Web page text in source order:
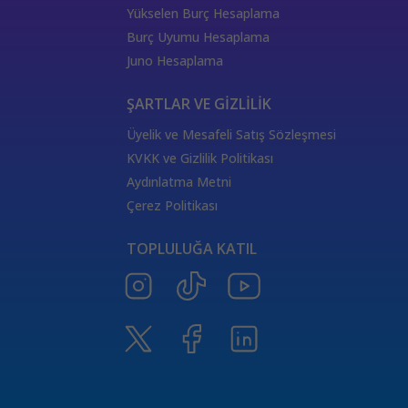
burçların elementleri
değişken
yükselen burçların özellikleri
Satürn Balık burcunda
ThetaHealing seansı
Tarot Destesi
Venüs burcu
Satürn burcu
Aşıklar Tarot Kartı
Güneş Tarot Sağlık Anlamı
Merkür Oğlak burcunda
Ay Tarot Sağlık Anlamı
Değnek Üçlüsü Anlamı
Denge kartı anlamı
Yükselen Burç Hesaplama
Burç Uyumu Hesaplama
Juno Hesaplama
ŞARTLAR VE GİZLİLİK
Üyelik ve Mesafeli Satış Sözleşmesi
KVKK ve Gizlilik Politikası
Aydınlatma Metni
Çerez Politikası
TOPLULUĞA KATIL